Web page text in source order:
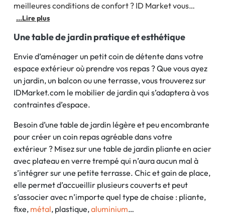
meilleures conditions de confort ? ID Market vous
présente un choix extrêmement varié de tables de
coloris. Métal, acier,
...Lire plus
Une table de jardin pratique et esthétique
Envie d’aménager un petit coin de détente dans votre
espace extérieur où prendre vos repas ? Que vous ayez
un jardin, un balcon ou une terrasse, vous trouverez sur
IDMarket.com le mobilier de jardin qui s’adaptera à vos
contraintes d’espace.
Besoin d’une table de jardin légère et peu encombrante
pour créer un coin repas agréable dans votre
extérieur ? Misez sur une table de jardin pliante en acier
avec plateau en verre trempé qui n’aura aucun mal à
s’intégrer sur une petite terrasse. Chic et gain de place,
elle permet d’accueillir plusieurs couverts et peut
s’associer avec n’importe quel type de chaise : pliante,
fixe, métal, plastique,aluminium…